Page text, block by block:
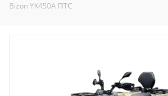
Bizon YK450A ПТС